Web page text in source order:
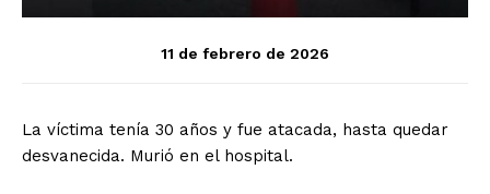
11 de febrero de 2026
La víctima tenía 30 años y fue atacada, hasta quedar
desvanecida. Murió en el hospital.